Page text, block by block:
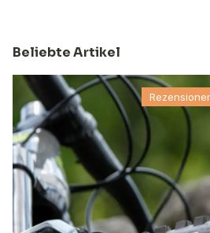
Beliebte Artikel